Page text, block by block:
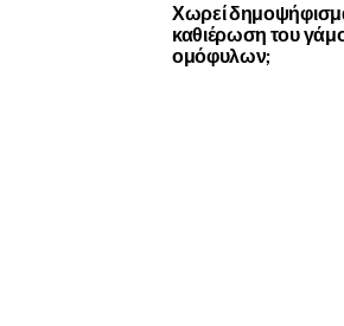
Χωρεί
καθιέρωση του
ομόφυλων;